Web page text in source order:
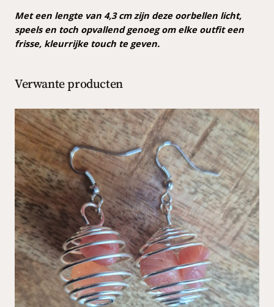
a
l
Met een lengte van 4,3 cm zijn deze oorbellen licht,
speels en toch opvallend genoeg om elke outfit een
frisse, kleurrijke touch te geven.
Verwante producten